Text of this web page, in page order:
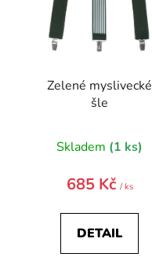
Zelené myslivecké
šle
Skladem (1 ks)
685 Kč / ks
DETAIL